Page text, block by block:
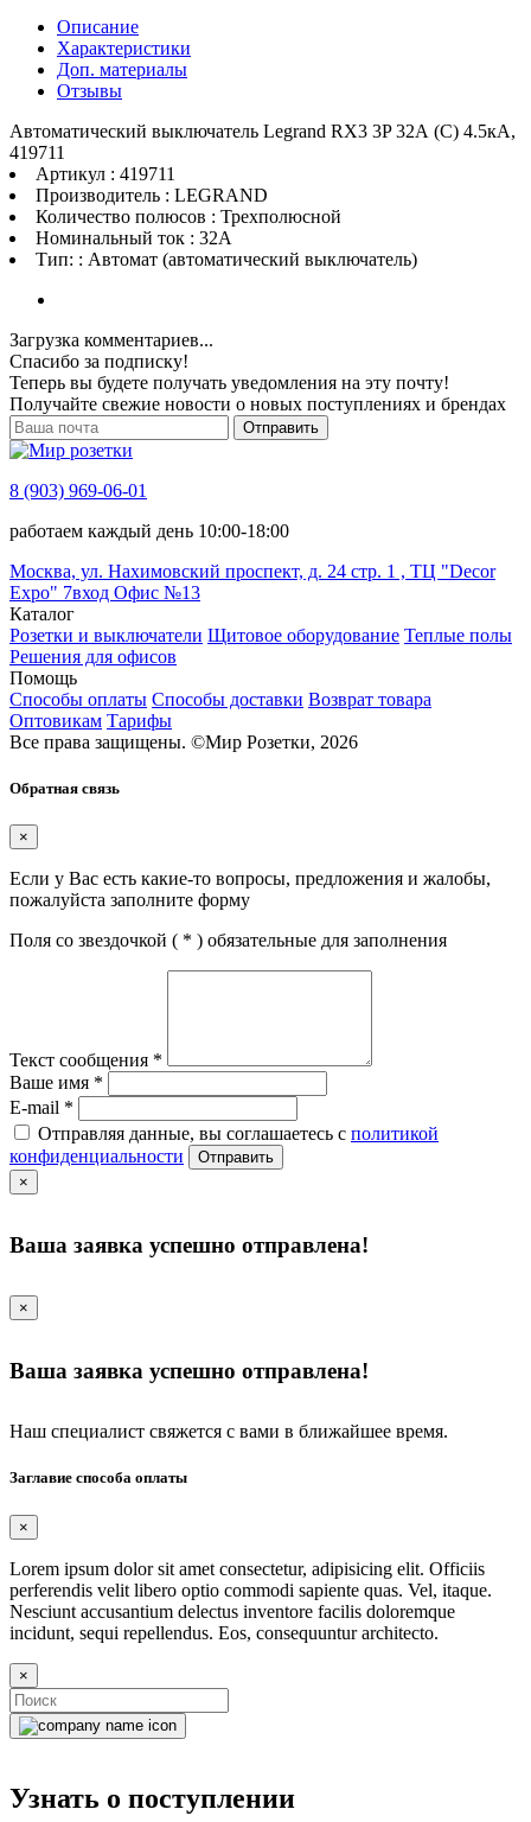
Описание
Характеристики
Доп. материалы
Отзывы
Автоматический выключатель Legrand RX3 3P 32А (C) 4.5кА,
419711
Артикул : 419711
Производитель : LEGRAND
Количество полюсов : Трехполюсной
Номинальный ток : 32A
Тип: : Автомат (автоматический выключатель)
Загрузка комментариев...
Спасибо за подписку!
Теперь вы будете получать уведомления на эту почту!
Получайте свежие новости о новых поступлениях и брендах
Отправить
8 (903) 969-06-01
работаем каждый день 10:00-18:00
Москва, ул. Нахимовский проспект, д. 24 стр. 1 , ТЦ "Decor
Expo" 7вход Офис №13
Каталог
Розетки и выключатели Щитовое оборудование Теплые полы
Решения для офисов
Помощь
Способы оплаты Способы доставки Возврат товара
Оптовикам Тарифы
Все права защищены. ©Мир Розетки, 2026
Обратная связь
×
Если у Вас есть какие-то вопросы, предложения и жалобы,
пожалуйста заполните форму
Поля со звездочкой ( * ) обязательные для заполнения
Текст сообщения *
Ваше имя *
E-mail *
Отправляя данные, вы соглашаетесь с политикой
конфиденциальности
Отправить
×
Ваша заявка успешно отправлена!
×
Ваша заявка успешно отправлена!
Наш специалист свяжется с вами в ближайшее время.
Заглавие способа оплаты
×
Lorem ipsum dolor sit amet consectetur, adipisicing elit. Officiis
perferendis velit libero optio commodi sapiente quas. Vel, itaque.
Nesciunt accusantium delectus inventore facilis doloremque
incidunt, sequi repellendus. Eos, consequuntur architecto.
×
Узнать о поступлении